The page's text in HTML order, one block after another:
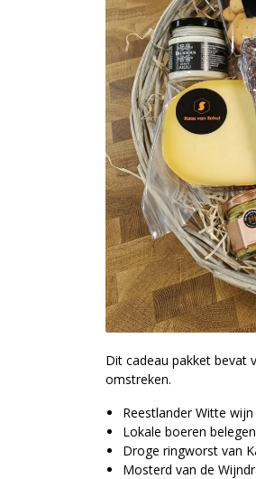
Dit cadeau pakket bevat
omstreken.
Reestlander Witte wijn
Lokale boeren
Droge ringworst van
Mosterd van de